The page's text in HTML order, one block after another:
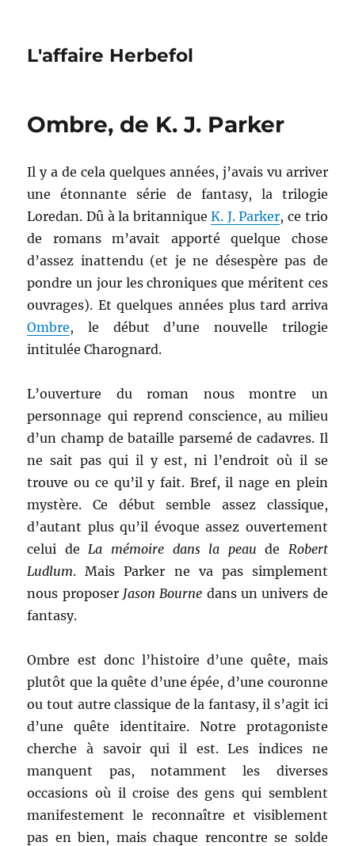
L'affaire Herbefol
Ombre, de K. J. Parker
Il y a de cela quelques années, j’avais vu arriver
une étonnante série de fantasy, la trilogie
Loredan. Dû à la britanniqueK. J. Parker, ce trio
de romans m’avait apporté quelque chose
d’assez inattendu (et je ne désespère pas de
pondre un jour les chroniques que méritent ces
ouvrages). Et quelques années plus tard arriva
Ombre, le début d’une nouvelle trilogie
intitulée Charognard.
L’ouverture du roman nous montre un
personnage qui reprend conscience, au milieu
d’un champ de bataille parsemé de cadavres. Il
ne sait pas qui il y est, ni l’endroit où il se
trouve ou ce qu’il y fait. Bref, il nage en plein
mystère. Ce début semble assez classique,
d’autant plus qu’il évoque assez ouvertement
celui deLa mémoire dans la peau de Robert
Ludlum. Mais Parker ne va pas simplement
nous proposer Jason Bourne dans un univers de
fantasy.
Ombre est donc l’histoire d’une quête, mais
plutôt que la quête d’une épée, d’une couronne
ou tout autre classique de la fantasy, il s’agit ici
d’une quête identitaire. Notre protagoniste
cherche à savoir qui il est. Les indices ne
manquent pas, notamment les diverses
occasions où il croise des gens qui semblent
manifestement le reconnaître et visiblement
pas en bien, mais chaque rencontre se solde